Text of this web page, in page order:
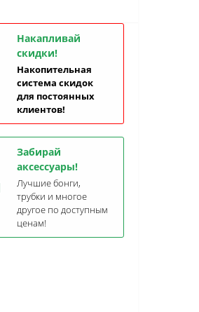
Накапливай
скидки!
Накопительная
система скидок
для постоянных
клиентов!
Забирай
аксессуары!
Лучшие бонги,
трубки и многое
другое по доступным
ценам!